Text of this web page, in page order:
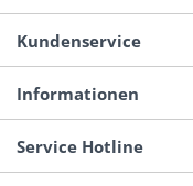
Kundenservice
Informationen
Service Hotline